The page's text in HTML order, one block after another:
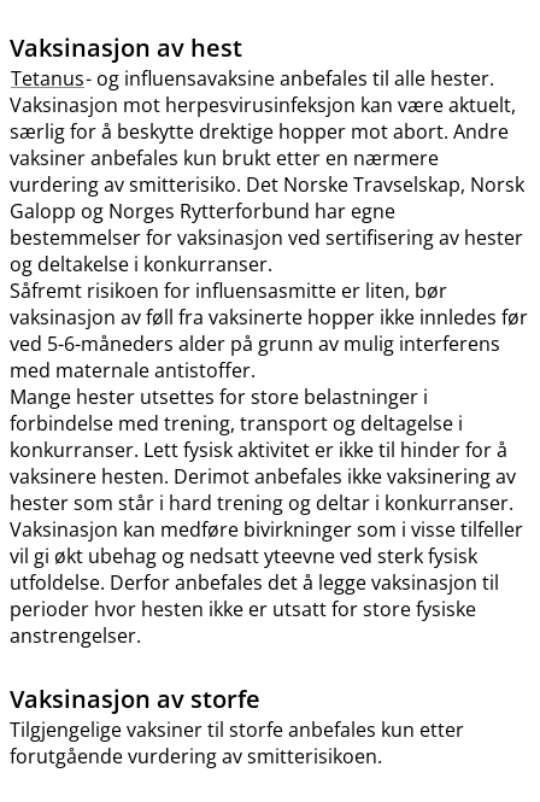
Vaksinasjon av hest
Tetanus- og influensavaksine anbefales til alle hester.
Vaksinasjon mot herpesvirusinfeksjon kan være aktuelt,
særlig for å beskytte drektige hopper mot abort. Andre
vaksiner anbefales kun brukt etter en nærmere
vurdering av smitterisiko. Det Norske Travselskap, Norsk
Galopp og Norges Rytterforbund har egne
bestemmelser for vaksinasjon ved sertifisering av hester
og deltakelse i konkurranser.
Såfremt risikoen for influensasmitte er liten, bør
vaksinasjon av føll fra vaksinerte hopper ikke innledes før
ved 5-6-måneders alder på grunn av mulig interferens
med maternale antistoffer.
Mange hester utsettes for store belastninger i
forbindelse med trening, transport og deltagelse i
konkurranser. Lett fysisk aktivitet er ikke til hinder for å
vaksinere hesten. Derimot anbefales ikke vaksinering av
hester som står i hard trening og deltar i konkurranser.
Vaksinasjon kan medføre bivirkninger som i visse tilfeller
vil gi økt ubehag og nedsatt yteevne ved sterk fysisk
utfoldelse. Derfor anbefales det å legge vaksinasjon til
perioder hvor hesten ikke er utsatt for store fysiske
anstrengelser.
Vaksinasjon av storfe
Tilgjengelige vaksiner til storfe anbefales kun etter
forutgående vurdering av smitterisikoen.